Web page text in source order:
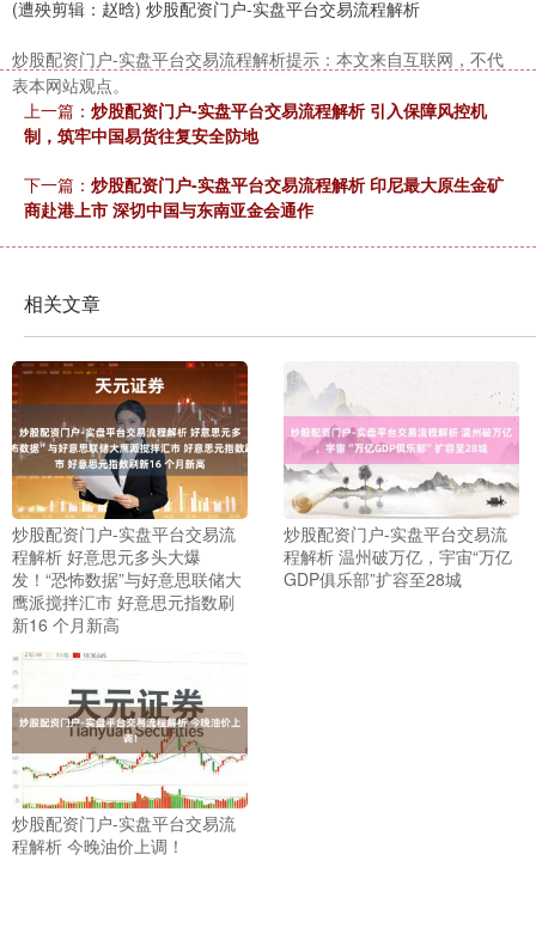
(遭殃剪辑：赵晗) 炒股配资门户-实盘平台交易流程解析
炒股配资门户-实盘平台交易流程解析提示：本文来自互联网，不代
表本网站观点。
上一篇： 炒股配资门户-实盘平台交易流程解析 引入保障风控机
制，筑牢中国易货往复安全防地
下一篇： 炒股配资门户-实盘平台交易流程解析 印尼最大原生金矿
商赴港上市 深切中国与东南亚金会通作
相关文章
炒股配资门户-实盘平台交易流
程解析 好意思元多头大爆
发！“恐怖数据”与好意思联储大
鹰派搅拌汇市 好意思元指数刷
新16 个月新高
炒股配资门户-实盘平台交易流
程解析 温州破万亿，宇宙“万亿
GDP俱乐部”扩容至28城
炒股配资门户-实盘平台交易流
程解析 今晚油价上调！
上证综指 3900.35